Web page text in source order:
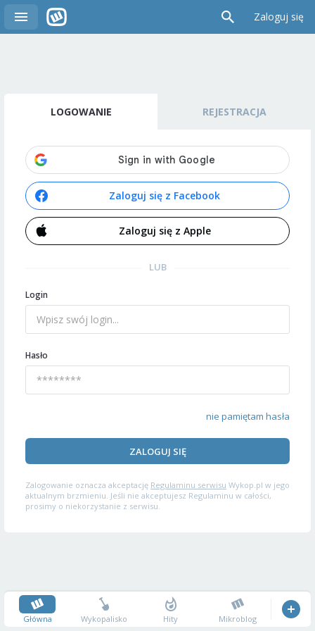
Zaloguj się
LOGOWANIE REJESTRACJA
Zaloguj się z Facebook
Zaloguj się z Apple
LUB
Login
Hasło
nie pamiętam hasła
ZALOGUJ SIĘ
Zalogowanie oznacza akceptację Regulaminu serwisu Wykop.pl w jego
aktualnym brzmieniu. Jeśli nie akceptujesz Regulaminu w całości,
prosimy o niekorzystanie z serwisu.
Główna Wykopalisko Hity Mikroblog